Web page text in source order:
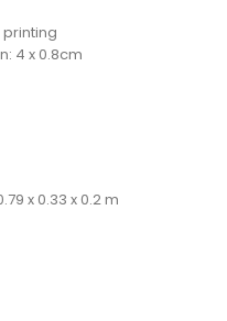
4 x 0.8cm
x 0.33 x 0.2 m